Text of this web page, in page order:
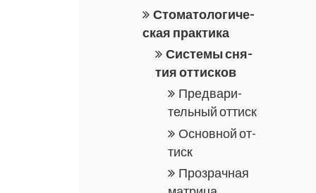
Сто­ма­то­ло­ги­че­
ская прак­ти­ка
Си­сте­мы сня­
тия от­тис­ков
Пред­ва­ри­
тель­ный от­тиск
Ос­нов­ной от­
тиск
Про­зрач­ная